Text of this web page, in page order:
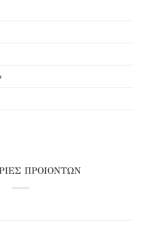
ΠΡΟΙΟΝΤΩΝ